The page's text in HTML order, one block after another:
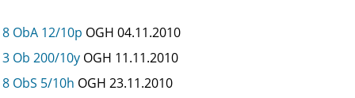
8 ObA 12/10p OGH 04.11.2010
3 Ob 200/10y OGH 11.11.2010
8 ObS 5/10h OGH 23.11.2010